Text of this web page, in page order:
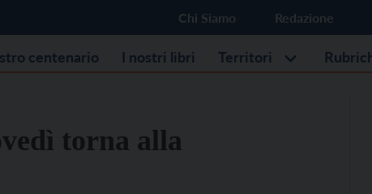
Chi Siamo Redazione
centenario I nostri libri Territori
torna alla